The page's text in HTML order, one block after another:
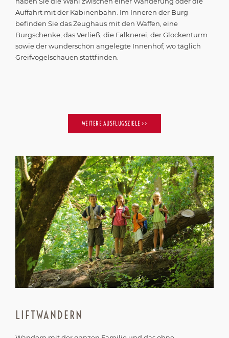
befinden Sie das Zeughaus mit den Waffen, eine
Burgschenke, das Verließ, die Falknerei, der Glockenturm
sowie der wunderschön angelegte Innenhof, wo täglich
Greifvogelschauen stattfinden.
anstrengende und schweißtreibende Aufstiege. Geht